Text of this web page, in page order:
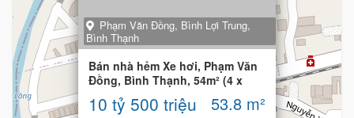
Phạm Văn Đồng, Bình Lợi Trung,
Bình Thạnh
Bán nhà hẻm Xe hơi, Phạm Văn
Đồng, Bình Thạnh, 54m² (4 x
12.7) 4 phòng
10 tỷ 500 triệu 53.8 m²